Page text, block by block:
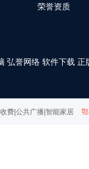
荣誉资质
弘誉网络 软件下载 正
费|公共广播|智能家居